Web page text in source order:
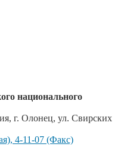
национального
г. Олонец, ул. Свирских
4-11-07 (Факс)